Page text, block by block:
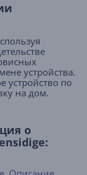
устройства.
устройство по
на дом.
о